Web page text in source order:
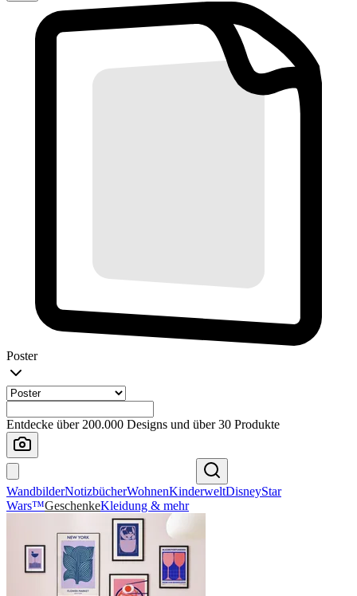
Poster
Entdecke über 200.000 Designs und über 30 Produkte
WandbilderNotizbücherWohnenKinderweltDisneyStar
Wars™GeschenkeKleidung & mehr